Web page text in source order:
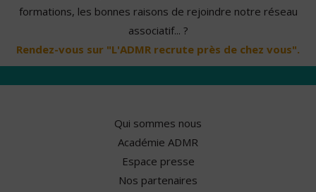
formations, les bonnes raisons de rejoindre notre réseau
associatif... ?
Rendez-vous sur "L'ADMR recrute près de chez vous".
Qui sommes nous
Académie ADMR
Espace presse
Nos partenaires